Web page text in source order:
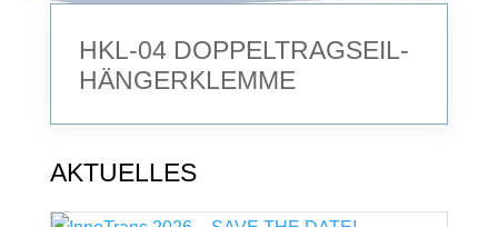
HKL-04 DOPPELTRAGSEIL-
HÄNGERKLEMME
AKTUELLES